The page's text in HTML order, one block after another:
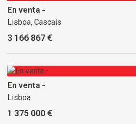
En venta -
Lisboa, Cascais
3 166 867 €
En venta -
Lisboa
1 375 000 €